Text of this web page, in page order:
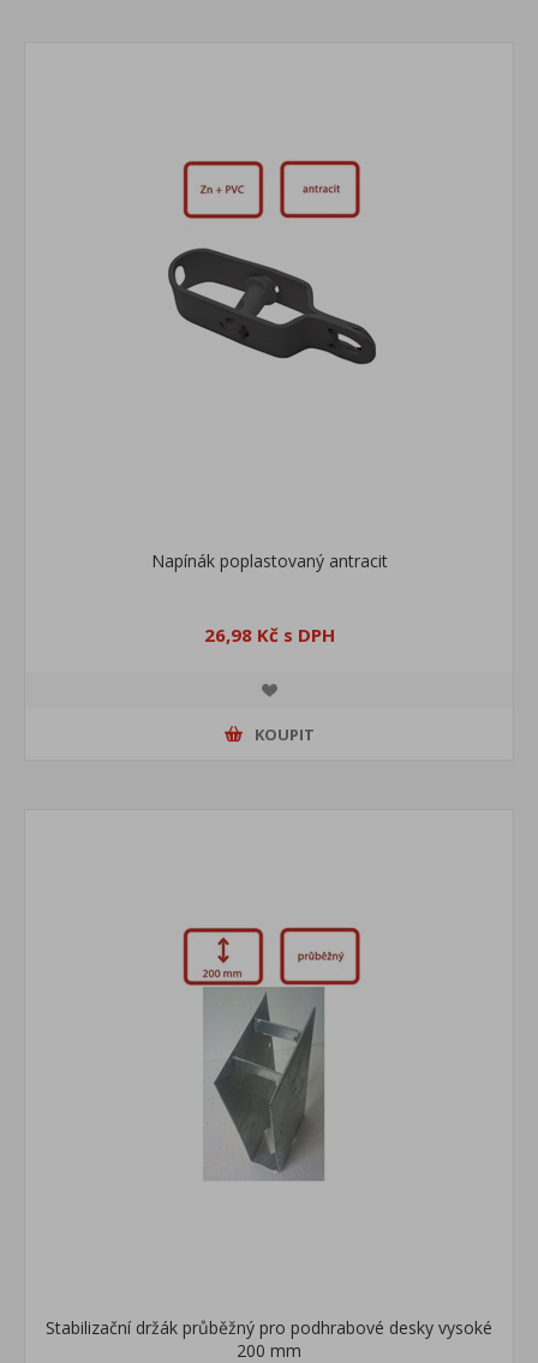
Napínák poplastovaný antracit
26,98 Kč s DPH
KOUPIT
Stabilizační držák průběžný pro podhrabové desky vysoké
200 mm